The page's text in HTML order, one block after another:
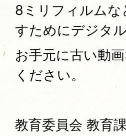
8ミリフィルムな
すためにデジタ
お手元に古い動
ください。
教育委員会 教育